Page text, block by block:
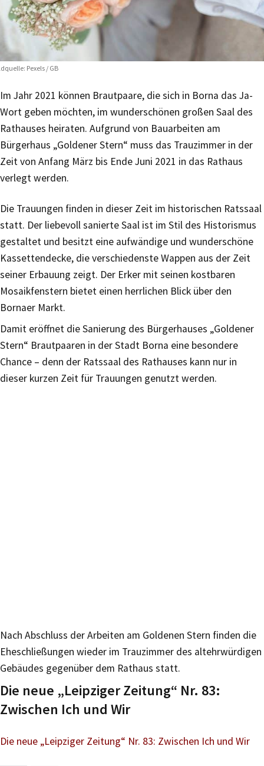
Pexels / GB
Im Jahr 2021 können Brautpaare, die sich in Borna das Ja-
Wort geben möchten, im wunderschönen großen Saal des
Rathauses heiraten. Aufgrund von Bauarbeiten am
Bürgerhaus „Goldener Stern“ muss das Trauzimmer in der
Zeit von Anfang März bis Ende Juni 2021 in das Rathaus
verlegt werden.
Die Trauungen finden in dieser Zeit im historischen Ratssaal
statt. Der liebevoll sanierte Saal ist im Stil des Historismus
gestaltet und besitzt eine aufwändige und wunderschöne
Kassettendecke, die verschiedenste Wappen aus der Zeit
seiner Erbauung zeigt. Der Erker mit seinen kostbaren
Mosaikfenstern bietet einen herrlichen Blick über den
Bornaer Markt.
Damit eröffnet die Sanierung des Bürgerhauses „Goldener
Stern“ Brautpaaren in der Stadt Borna eine besondere
Chance – denn der Ratssaal des Rathauses kann nur in
dieser kurzen Zeit für Trauungen genutzt werden.
Nach Abschluss der Arbeiten am Goldenen Stern finden die
Eheschließungen wieder im Trauzimmer des altehrwürdigen
Gebäudes gegenüber dem Rathaus statt.
Die neue „Leipziger Zeitung“ Nr. 83:
Zwischen Ich und Wir
Die neue „Leipziger Zeitung“ Nr. 83: Zwischen Ich und Wir